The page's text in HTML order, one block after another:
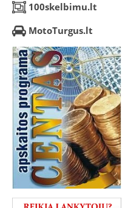
100skelbimu.lt
MotoTurgus.lt